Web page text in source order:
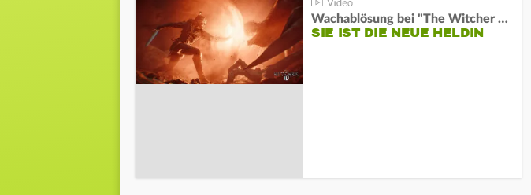
Wachablösung bei "The Witcher 4":
SIE IST DIE NEUE HELDIN